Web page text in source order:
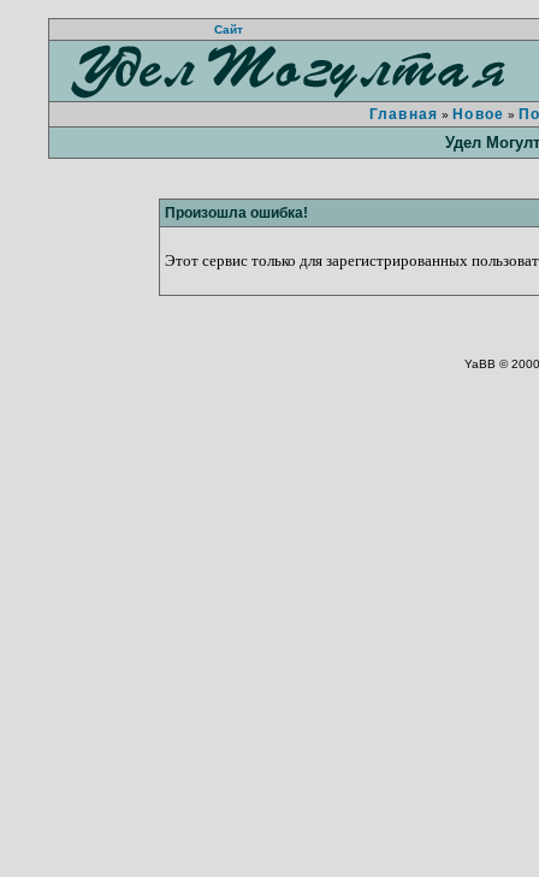
Сайт
Главная » Новое »
Удел
Произошла ошибка!
Этот сервис только для зарегистрированных
YaBB ©